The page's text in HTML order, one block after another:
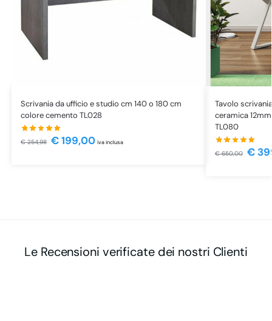
Scrivania da ufficio e studio cm 140 o 180 cm
colore cemento TL028
€254,98 €199,00 iva inclusa
Tavolo
ceramica
TL080
€650,00 €
Le Recensioni verificate dei nostri Clienti